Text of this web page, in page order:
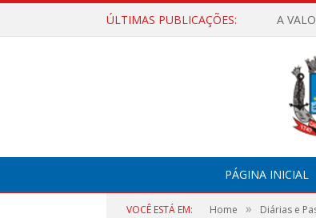
ÚLTIMAS PUBLICAÇÕES: A
PÁGINA INICIAL
VOCÊ ESTÁ EM: Home » Diárias e